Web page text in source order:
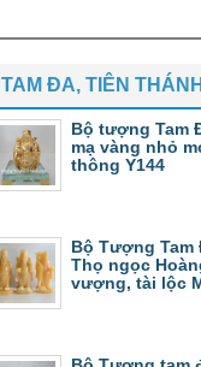
TAM ĐA, TIÊN THÁNH
Bộ tượng Tam
mạ vàng nhỏ
thông Y144
Bộ Tượng
Thọ ngọc
vượng, tài lộc